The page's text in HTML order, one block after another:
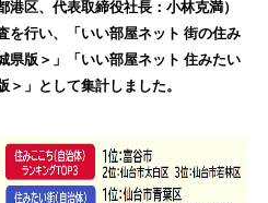
区、代表取締役社長：小林克満）
を行い、「いい部屋ネット 街の住み
県版＞」「いい部屋ネット 住みたい
」として集計しました。